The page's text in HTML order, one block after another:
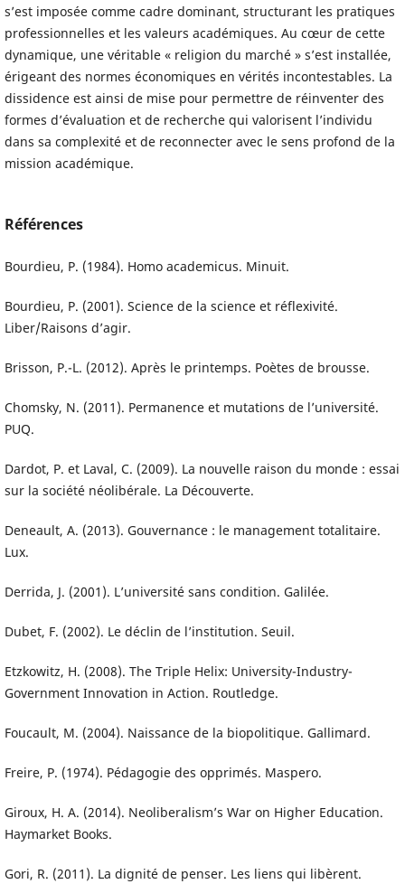
s’est imposée comme cadre dominant, structurant les pratiques
professionnelles et les valeurs académiques. Au cœur de cette
dynamique, une véritable « religion du marché » s’est installée,
érigeant des normes économiques en vérités incontestables. La
dissidence est ainsi de mise pour permettre de réinventer des
formes d’évaluation et de recherche qui valorisent l’individu
dans sa complexité et de reconnecter avec le sens profond de la
mission académique.
Références
Bourdieu, P. (1984). Homo academicus. Minuit.
Bourdieu, P. (2001). Science de la science et réflexivité.
Liber/Raisons d’agir.
Brisson, P.-L. (2012). Après le printemps. Poètes de brousse.
Chomsky, N. (2011). Permanence et mutations de l’université.
PUQ.
Dardot, P. et Laval, C. (2009). La nouvelle raison du monde : essai
sur la société néolibérale. La Découverte.
Deneault, A. (2013). Gouvernance : le management totalitaire.
Lux.
Derrida, J. (2001). L’université sans condition. Galilée.
Dubet, F. (2002). Le déclin de l’institution. Seuil.
Etzkowitz, H. (2008). The Triple Helix: University-Industry-
Government Innovation in Action. Routledge.
Foucault, M. (2004). Naissance de la biopolitique. Gallimard.
Freire, P. (1974). Pédagogie des opprimés. Maspero.
Giroux, H. A. (2014). Neoliberalism’s War on Higher Education.
Haymarket Books.
Gori, R. (2011). La dignité de penser. Les liens qui libèrent.